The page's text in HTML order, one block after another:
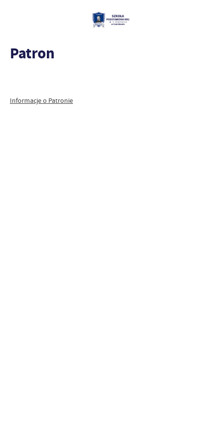
Patron
Informacje o Patronie